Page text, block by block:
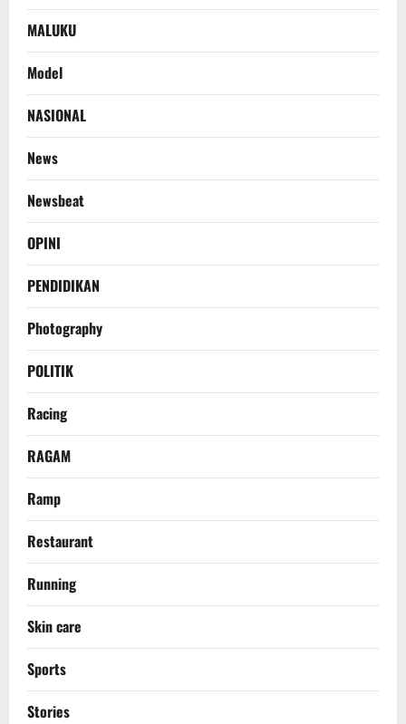
MALUKU
Model
NASIONAL
News
Newsbeat
OPINI
PENDIDIKAN
Photography
POLITIK
Racing
RAGAM
Ramp
Restaurant
Running
Skin care
Sports
Stories